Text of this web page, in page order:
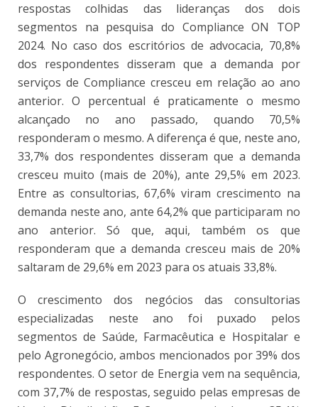
respostas colhidas das lideranças dos dois
segmentos na pesquisa do Compliance ON TOP
2024. No caso dos escritórios de advocacia, 70,8%
dos respondentes disseram que a demanda por
serviços de Compliance cresceu em relação ao ano
anterior. O percentual é praticamente o mesmo
alcançado no ano passado, quando 70,5%
responderam o mesmo. A diferença é que, neste ano,
33,7% dos respondentes disseram que a demanda
cresceu muito (mais de 20%), ante 29,5% em 2023.
Entre as consultorias, 67,6% viram crescimento na
demanda neste ano, ante 64,2% que participaram no
ano anterior. Só que, aqui, também os que
responderam que a demanda cresceu mais de 20%
saltaram de 29,6% em 2023 para os atuais 33,8%.
O crescimento dos negócios das consultorias
especializadas neste ano foi puxado pelos
segmentos de Saúde, Farmacêutica e Hospitalar e
pelo Agronegócio, ambos mencionados por 39% dos
respondentes. O setor de Energia vem na sequência,
com 37,7% de respostas, seguido pelas empresas de